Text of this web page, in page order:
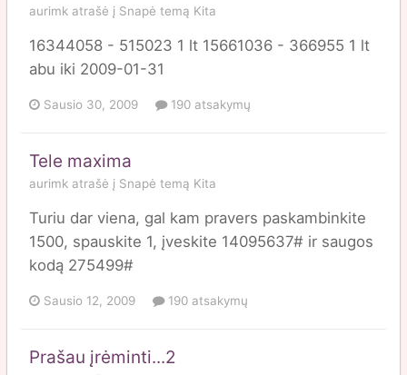
aurimk atrašė į Snapė temą Kita
16344058 - 515023 1 lt 15661036 - 366955 1 lt
abu iki 2009-01-31
Sausio 30, 2009 190 atsakymų
Tele maxima
aurimk atrašė į Snapė temą Kita
Turiu dar viena, gal kam pravers paskambinkite
1500, spauskite 1, įveskite 14095637# ir saugos
kodą 275499#
Sausio 12, 2009 190 atsakymų
Prašau įrėminti...2